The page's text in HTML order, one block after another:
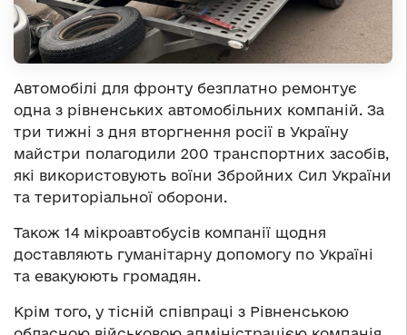
Автомобілі для фронту безплатно ремонтує
одна з рівненських автомобільних компаній. За
три тижні з дня вторгнення росії в Україну
майстри полагодили 200 транспортних засобів,
які використовують воїни Збройних Сил України
та територіальної оборони.
Також 14 мікроавтобусів компанії щодня
доставляють гуманітарну допомогу по Україні
та евакуюють громадян.
Крім того, у тісній співпраці з Рівненською